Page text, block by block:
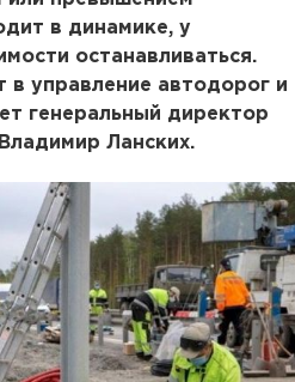
в динамике, у
останавливаться.
в управление автодорог и
генеральный директор
Ланских.